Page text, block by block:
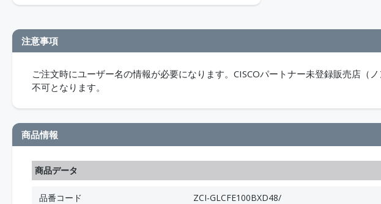
注意事項
ご注文時にユーザー名の情報が必要になります。CISCOパートナー未登録販売店（
不可となります。
商品情報
商品データ
品番コード
ZCI-GLCFE100BXD48/